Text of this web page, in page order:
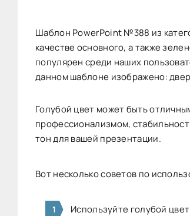
Шаблон PowerPoint №388 из
качестве основного, а также
популярен среди наших
данном шаблоне изображено:
Голубой цвет может быть
профессионализмом,
тон для вашей презентации.
Вот несколько советов по
Используйте голубой